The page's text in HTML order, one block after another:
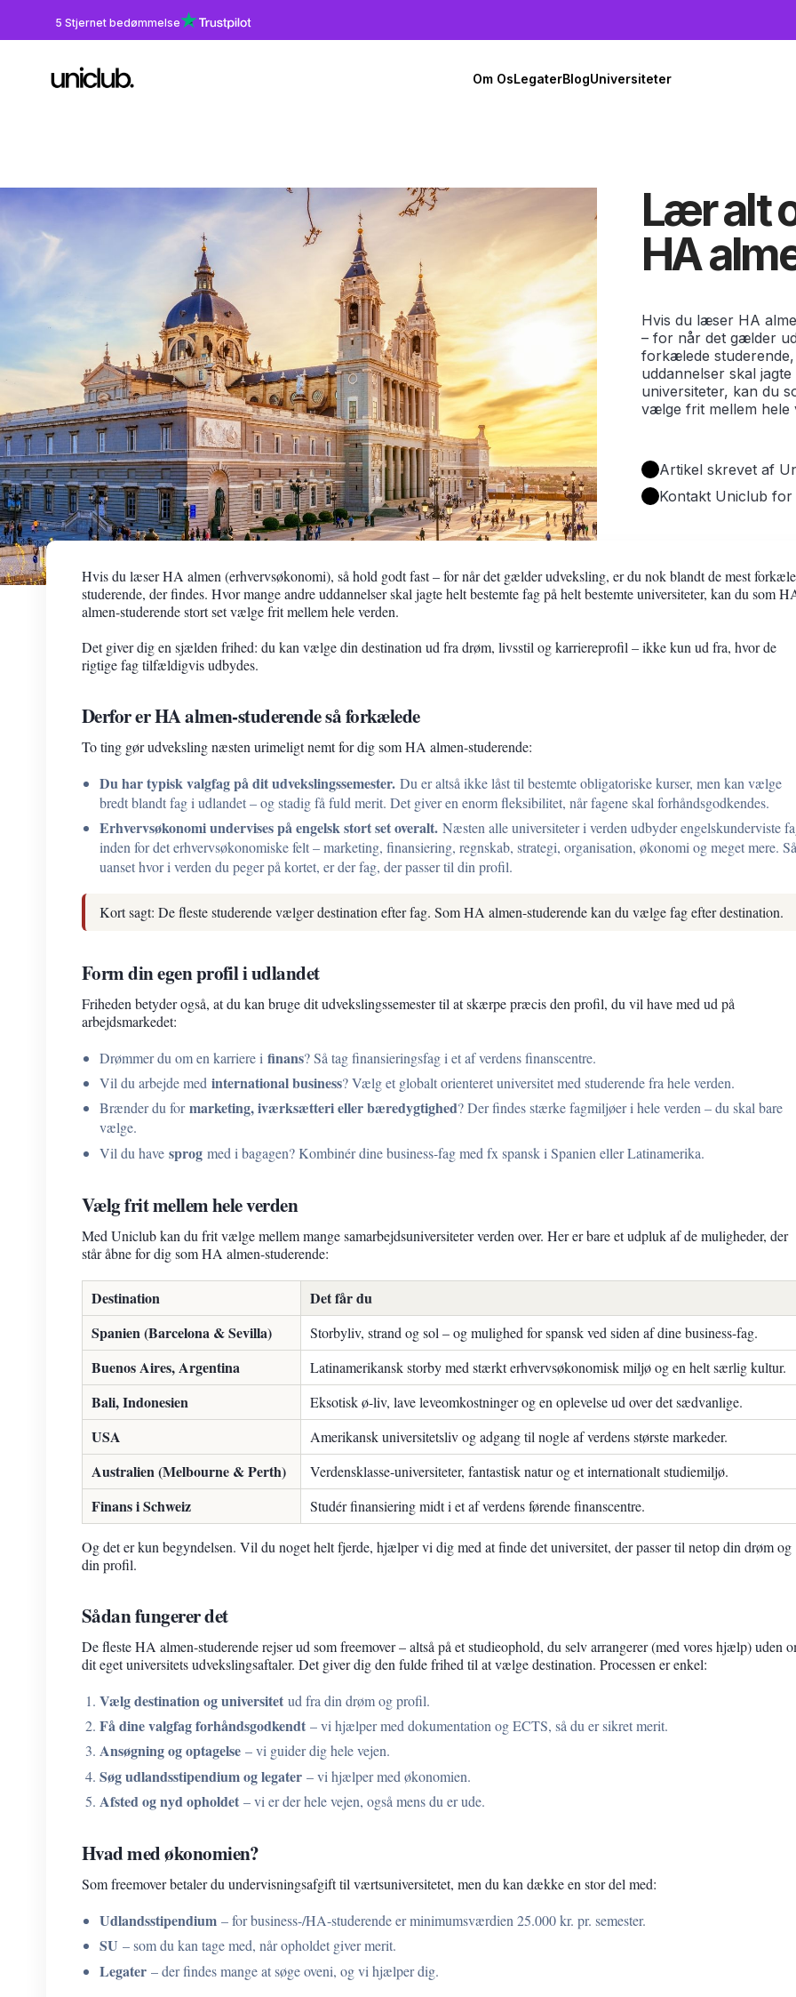
5 Stjernet bedømmelse
Om OsLegaterBlogUniversiteter
Lær alt
HA
Hvis du læser HA
– for når det gælder
forkælede
uddannelser skal
universiteter, kan du
vælge frit mellem hele
Artikel skrevet af
Kontakt Uniclub for
Hvis du læser HA almen (erhvervsøkonomi), så hold godt fast – for når det gælder udveksling, er du nok blandt de mest
studerende, der findes. Hvor mange andre uddannelser skal jagte helt bestemte fag på helt bestemte universiteter, kan du som
almen-studerende stort set vælge frit mellem hele verden.
Det giver dig en sjælden frihed: du kan vælge din destination ud fra drøm, livsstil og karriereprofil – ikke kun ud fra, hvor de
rigtige fag tilfældigvis udbydes.
Derfor er HA almen-studerende så forkælede
To ting gør udveksling næsten urimeligt nemt for dig som HA almen-studerende:
Du har typisk valgfag på dit udvekslingssemester. Du er altså ikke låst til bestemte obligatoriske kurser, men kan vælge
bredt blandt fag i udlandet – og stadig få fuld merit. Det giver en enorm fleksibilitet, når fagene skal forhåndsgodkendes.
Erhvervsøkonomi undervises på engelsk stort set overalt. Næsten alle universiteter i verden udbyder engelskunderviste
inden for det erhvervsøkonomiske felt – marketing, finansiering, regnskab, strategi, organisation, økonomi og meget mere. Så
uanset hvor i verden du peger på kortet, er der fag, der passer til din profil.
Kort sagt: De fleste studerende vælger destination efter fag. Som HA almen-studerende kan du vælge fag efter destination.
Form din egen profil i udlandet
Friheden betyder også, at du kan bruge dit udvekslingssemester til at skærpe præcis den profil, du vil have med ud på
arbejdsmarkedet:
Drømmer du om en karriere i finans? Så tag finansieringsfag i et af verdens finanscentre.
Vil du arbejde med international business? Vælg et globalt orienteret universitet med studerende fra hele verden.
Brænder du formarketing, iværksætteri eller bæredygtighed? Der findes stærke fagmiljøer i hele verden – du skal bare
vælge.
Vil du have sprog med i bagagen? Kombinér dine business-fag med fx spansk i Spanien eller Latinamerika.
Vælg frit mellem hele verden
Med Uniclub kan du frit vælge mellem mange samarbejdsuniversiteter verden over. Her er bare et udpluk af de muligheder, der
står åbne for dig som HA almen-studerende:
Destination
Det får du
Spanien (Barcelona & Sevilla)
Storbyliv, strand og sol – og mulighed for spansk ved siden af dine business-fag.
Buenos Aires, Argentina Latinamerikansk storby med stærkt erhvervsøkonomisk miljø og en helt særlig kultur.
Bali, Indonesien Eksotisk ø-liv, lave leveomkostninger og en oplevelse ud over det sædvanlige.
USA Amerikansk universitetsliv og adgang til nogle af verdens største markeder.
Australien (Melbourne & Perth) Verdensklasse-universiteter, fantastisk natur og et internationalt studiemiljø.
Finans i Schweiz Studér finansiering midt i et af verdens førende finanscentre.
Og det er kun begyndelsen. Vil du noget helt fjerde, hjælper vi dig med at finde det universitet, der passer til netop din drøm og
din profil.
Sådan fungerer det
De fleste HA almen-studerende rejser ud som freemover – altså på et studieophold, du selv arrangerer (med vores hjælp) uden
dit eget universitets udvekslingsaftaler. Det giver dig den fulde frihed til at vælge destination. Processen er enkel:
Vælg destination og universitet ud fra din drøm og profil.
Få dine valgfag forhåndsgodkendt – vi hjælper med dokumentation og ECTS, så du er sikret merit.
Ansøgning og optagelse – vi guider dig hele vejen.
Søg udlandsstipendium og legater – vi hjælper med økonomien.
Afsted og nyd opholdet – vi er der hele vejen, også mens du er ude.
Hvad med økonomien?
Som freemover betaler du undervisningsafgift til værtsuniversitetet, men du kan dække en stor del med:
Udlandsstipendium – for business-/HA-studerende er minimumsværdien 25.000 kr. pr. semester.
SU – som du kan tage med, når opholdet giver merit.
Legater – der findes mange at søge oveni, og vi hjælper dig.